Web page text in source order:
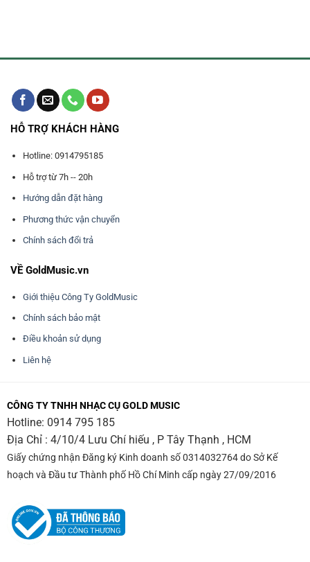
HỖ TRỢ KHÁCH HÀNG
Hotline: 0914795185
Hỗ trợ từ 7h -- 20h
Hướng dẫn đặt hàng
Phương thức vận chuyển
Chính sách đổi trả
VỀ GoldMusic.vn
Giới thiệu Công Ty GoldMusic
Chính sách bảo mật
Điều khoản sử dụng
Liên hệ
CÔNG TY TNHH NHẠC CỤ GOLD MUSIC
Hotline: 0914 795 185
Địa Chỉ : 4/10/4 Lưu Chí hiếu , P Tây Thạnh , HCM
Giấy chứng nhận Đăng ký Kinh doanh số 0314032764 do Sở Kế
hoạch và Đầu tư Thành phố Hồ Chí Minh cấp ngày 27/09/2016